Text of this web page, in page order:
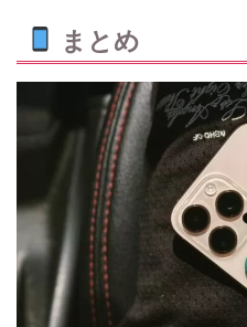
まとめ